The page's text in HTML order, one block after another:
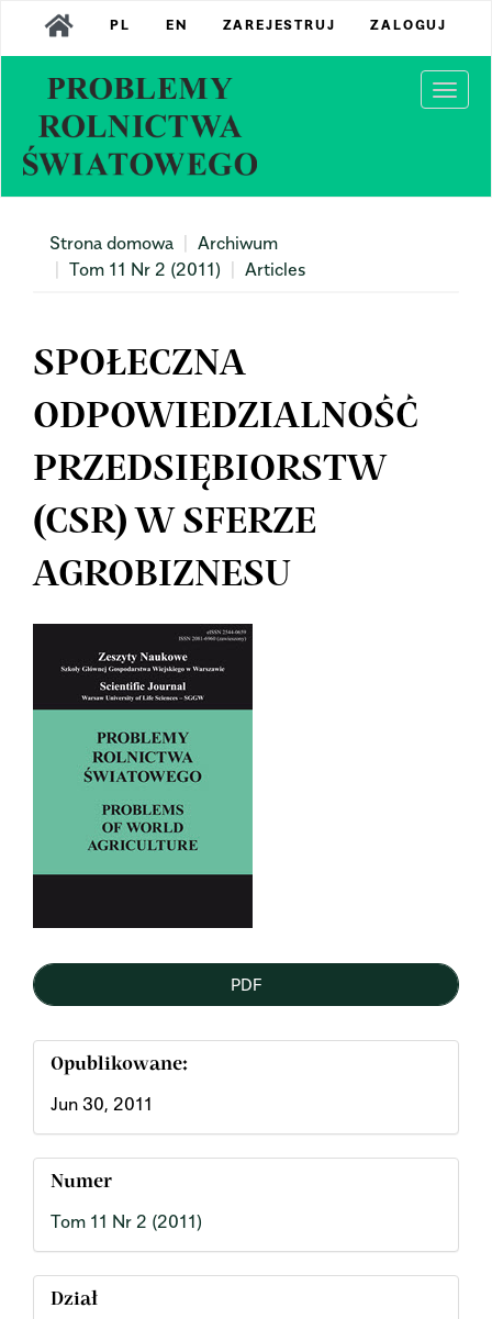
Main
Navigation
Content
Sidebar
PL EN ZAREJESTRUJ ZALOGUJ
Strona domowa
Archiwum
Tom 11 Nr 2 (2011)
Articles
SPOŁECZNA
ODPOWIEDZIALNOŚĆ
PRZEDSIĘBIORSTW
(CSR) W SFERZE
AGROBIZNESU
Article
Sidebar
PDF
Opublikowane:
Jun 30, 2011
Numer
Tom 11 Nr 2 (2011)
Dział